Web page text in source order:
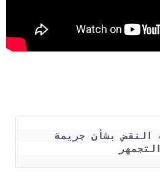
التجمهر